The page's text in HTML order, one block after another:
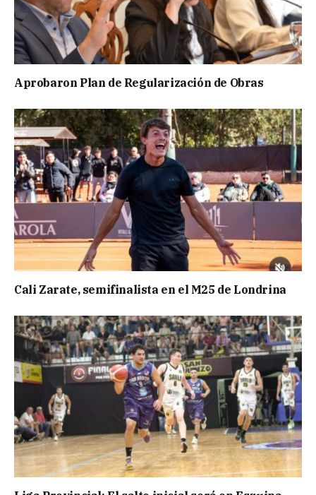
Aprobaron Plan de Regularización de Obras
Cali Zarate, semifinalista en el M25 de Londrina